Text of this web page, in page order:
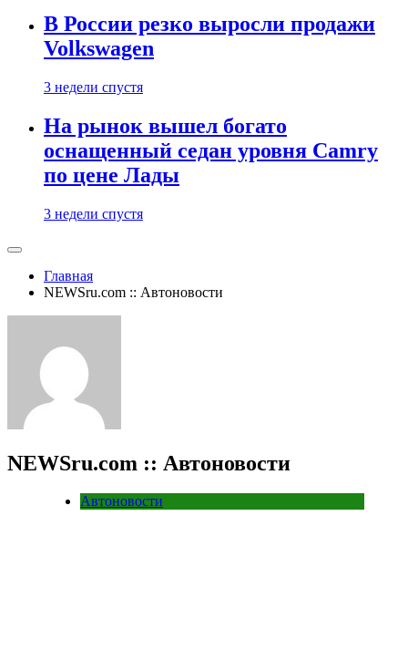
В России резко выросли продажи
Volkswagen
3 недели спустя
На рынок вышел богато
оснащенный седан уровня Camry
по цене Лады
3 недели спустя
Главная
NEWSru.com :: Автоновости
NEWSru.com :: Автоновости
Автоновости